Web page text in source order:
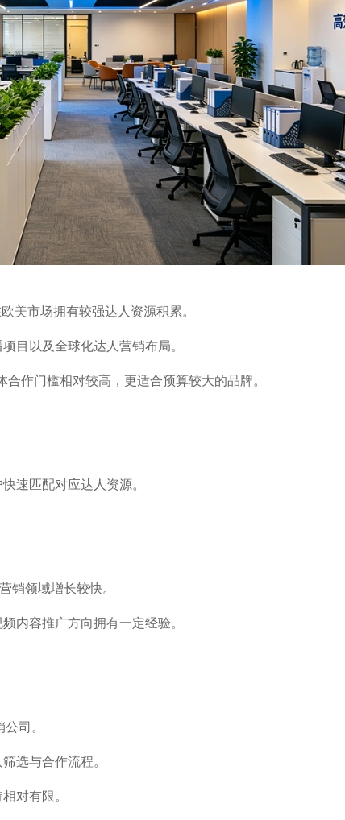
美市场拥有较强达人资源积累。
目以及全球化达人营销布局。
作门槛相对较高，更适合预算较大的品牌。
速匹配对应达人资源。
销领域增长较快。
内容推广方向拥有一定经验。
司。
选与合作流程。
对有限。